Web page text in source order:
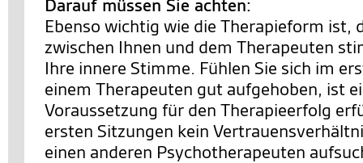
Darauf müssen Sie achten:
Ebenso wichtig wie die Therapieform ist,
zwischen Ihnen und dem Therapeuten
Ihre innere Stimme. Fühlen Sie sich im
einem Therapeuten gut aufgehoben, ist
Voraussetzung für den Therapieerfolg
ersten Sitzungen kein
einen anderen Psychotherapeuten